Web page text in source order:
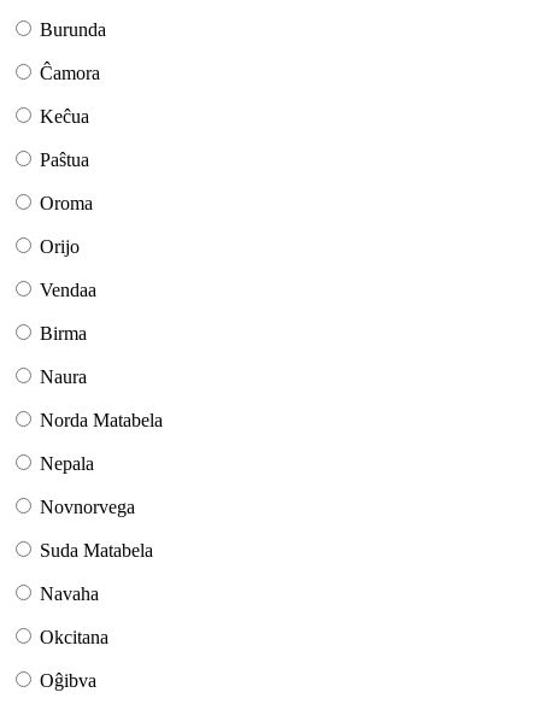
Burunda
Ĉamora
Keĉua
Paŝtua
Oroma
Orijo
Vendaa
Birma
Naura
Norda Matabela
Nepala
Novnorvega
Suda Matabela
Navaha
Okcitana
Oĝibva